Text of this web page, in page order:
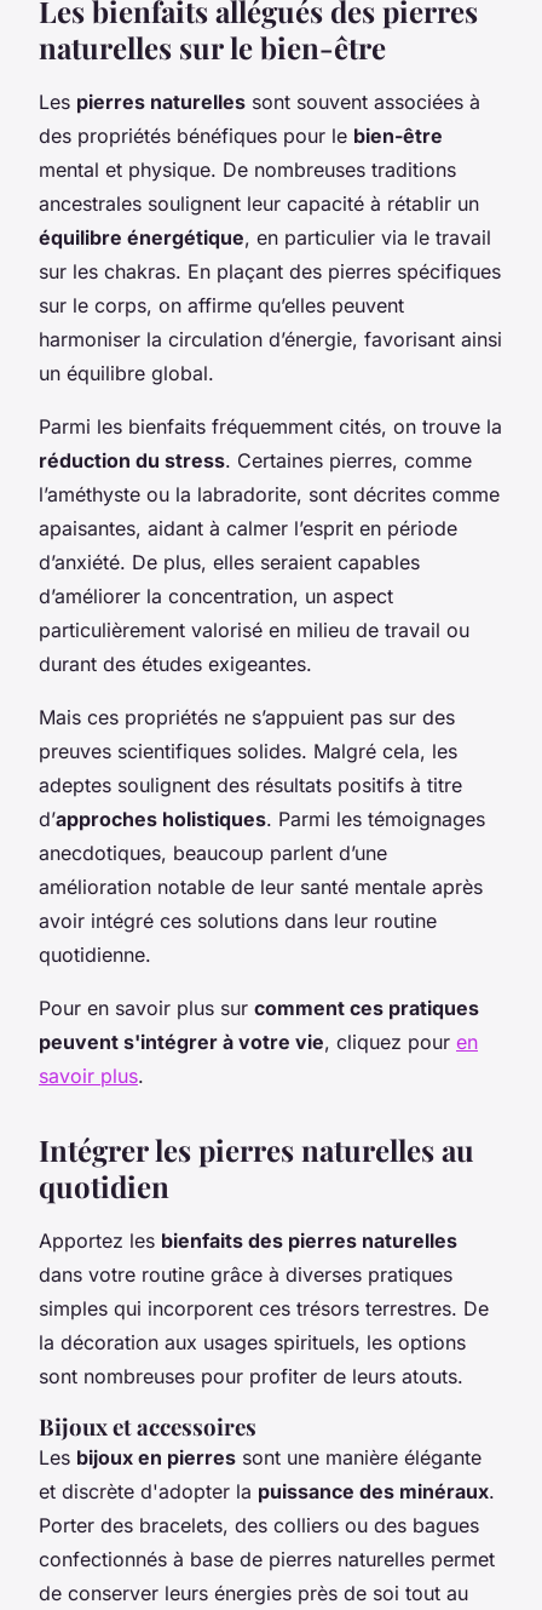
Les bienfaits allégués des pierres
naturelles sur le bien-être
Les pierres naturelles sont souvent associées à
des propriétés bénéfiques pour le bien-être
mental et physique. De nombreuses traditions
ancestrales soulignent leur capacité à rétablir un
équilibre énergétique, en particulier via le travail
sur les chakras. En plaçant des pierres spécifiques
sur le corps, on affirme qu’elles peuvent
harmoniser la circulation d’énergie, favorisant ainsi
un équilibre global.
Parmi les bienfaits fréquemment cités, on trouve la
réduction du stress. Certaines pierres, comme
l’améthyste ou la labradorite, sont décrites comme
apaisantes, aidant à calmer l’esprit en période
d’anxiété. De plus, elles seraient capables
d’améliorer la concentration, un aspect
particulièrement valorisé en milieu de travail ou
durant des études exigeantes.
Mais ces propriétés ne s’appuient pas sur des
preuves scientifiques solides. Malgré cela, les
adeptes soulignent des résultats positifs à titre
d’approches holistiques. Parmi les témoignages
anecdotiques, beaucoup parlent d’une
amélioration notable de leur santé mentale après
avoir intégré ces solutions dans leur routine
quotidienne.
Pour en savoir plus sur comment ces pratiques
peuvent s'intégrer à votre vie, cliquez pour en
savoir plus.
Intégrer les pierres naturelles au
quotidien
Apportez les bienfaits des pierres naturelles
dans votre routine grâce à diverses pratiques
simples qui incorporent ces trésors terrestres. De
la décoration aux usages spirituels, les options
sont nombreuses pour profiter de leurs atouts.
Bijoux et accessoires
Les bijoux en pierres sont une manière élégante
et discrète d'adopter la puissance des minéraux.
Porter des bracelets, des colliers ou des bagues
confectionnés à base de pierres naturelles permet
de conserver leurs énergies près de soi tout au